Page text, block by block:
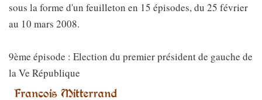
sous la forme d'un feuilleton en 15 épisodes, du 25 février
au 10 mars 2008.
9ème épisode : Election du premier président de gauche de
la Ve République